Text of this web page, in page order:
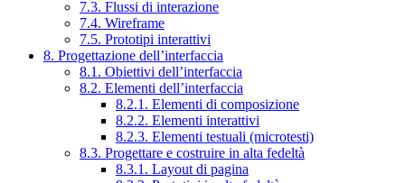
7.3. Flussi di interazione
7.4. Wireframe
7.5. Prototipi interattivi
8. Progettazione dell’interfaccia
8.1. Obiettivi dell’interfaccia
8.2. Elementi dell’interfaccia
8.2.1. Elementi di composizione
8.2.2. Elementi interattivi
8.2.3. Elementi testuali (microtesti)
8.3. Progettare e costruire in alta fedeltà
8.3.1. Layout di pagina